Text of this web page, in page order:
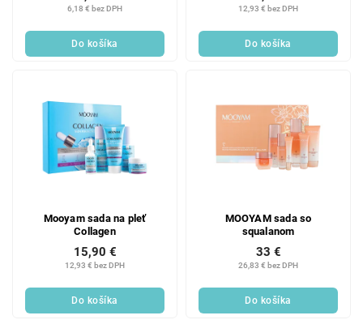
6,18 € bez DPH
Do košíka
12,93 € bez DPH
Do košíka
Mooyam sada na pleť
Collagen
12,93 € bez DPH
15,90 €
Do košíka
MOOYAM sada so
squalanom
26,83 € bez DPH
33 €
Do košíka